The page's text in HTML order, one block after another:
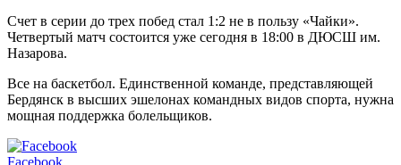
Счет в серии до трех побед стал 1:2 не в пользу «Чайки».
Четвертый матч состоится уже сегодня в 18:00 в ДЮСШ им.
Назарова.
Все на баскетбол. Единственной команде, представляющей
Бердянск в высших эшелонах командных видов спорта, нужна
мощная поддержка болельщиков.